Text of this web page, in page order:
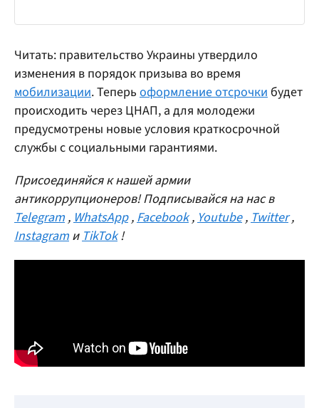
Читать: правительство Украины утвердило
изменения в порядок призыва во время
мобилизации. Теперь оформление отсрочки будет
происходить через ЦНАП, а для молодежи
предусмотрены новые условия краткосрочной
службы с социальными гарантиями.
Присоединяйся к нашей армии
антикоррупционеров! Подписывайся на нас в
Telegram ,WhatsApp ,Facebook ,Youtube ,Twitter ,
Instagram иTikTok !